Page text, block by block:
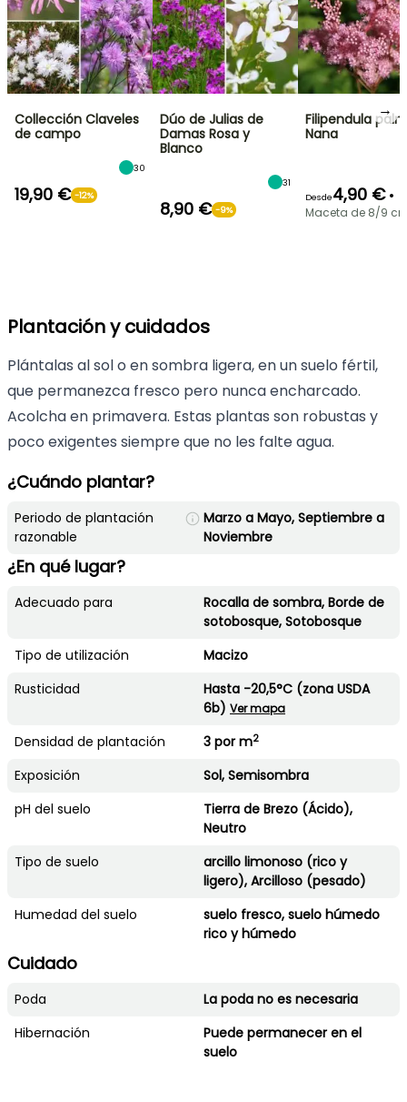
Collección Claveles
de campo
30
19,90 € -12%
Dúo de Julias de
Damas Rosa y
Blanco
31
8,90 € -9%
Filipendula
Nana
Desde4,90 € •
Maceta de 8/9
→
Plantación y cuidados
Plántalas al sol o en sombra ligera, en un suelo fértil,
que permanezca fresco pero nunca encharcado.
Acolcha en primavera. Estas plantas son robustas y
poco exigentes siempre que no les falte agua.
¿Cuándo plantar?
Periodo de plantación
razonable
Marzo a Mayo, Septiembre a
Noviembre
¿En qué lugar?
Adecuado para
Rocalla de sombra, Borde de
sotobosque, Sotobosque
Tipo de utilización
Macizo
Rusticidad
Hasta -20,5°C (zona USDA
6b) Ver mapa
Densidad de plantación 3 por m2
Exposición
Sol, Semisombra
pH del suelo
Tierra de Brezo (Ácido),
Neutro
Tipo de suelo
arcillo limonoso (rico y
ligero), Arcilloso (pesado)
Humedad del suelo
suelo fresco, suelo húmedo
rico y húmedo
Cuidado
Poda
La poda no es necesaria
Hibernación
Puede permanecer en el
suelo